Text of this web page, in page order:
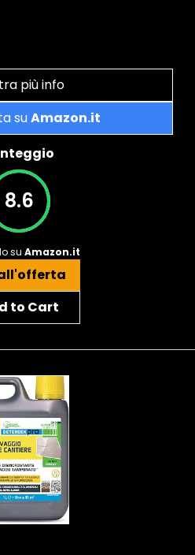
più info
suAmazon.it
8.6
su Amazon.it
to Cart